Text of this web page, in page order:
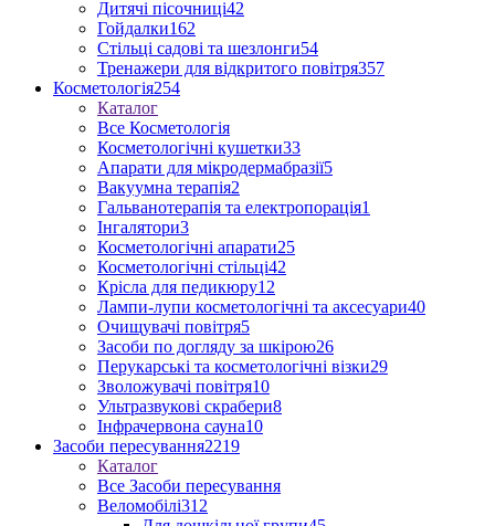
Дитячі пісочниці42
Гойдалки162
Стільці садові та шезлонги54
Тренажери для відкритого повітря357
Косметологія254
Каталог
Все Косметологія
Косметологічні кушетки33
Апарати для мікродермабразії5
Вакуумна терапія2
Гальванотерапія та електропорація1
Інгалятори3
Косметологічні апарати25
Косметологічні стільці42
Крісла для педикюру12
Лампи-лупи косметологічні та аксесуари40
Очищувачі повітря5
Засоби по догляду за шкірою26
Перукарські та косметологічні візки29
Зволожувачі повітря10
Ультразвукові скрабери8
Інфрачервона сауна10
Засоби пересування2219
Каталог
Все Засоби пересування
Веломобілі312